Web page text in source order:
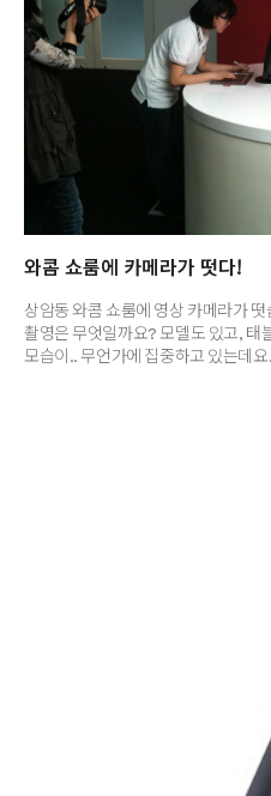
와콤 쇼룸에 카메라가 떳다!
상암동 와콤 쇼룸에 영상 카메라가
촬영은 무엇일까요? 모델도 있고, 태
모습이.. 무언가에 집중하고 있는데